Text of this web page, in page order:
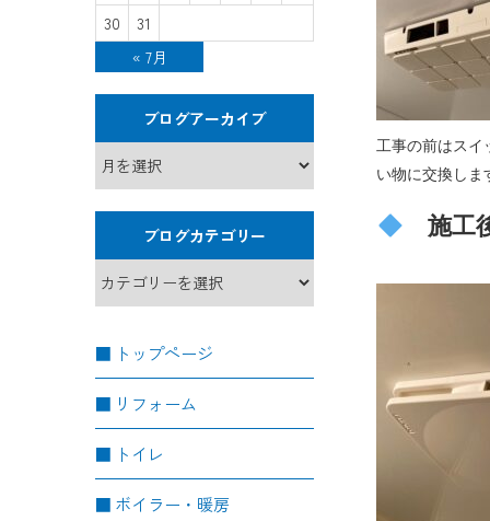
30
31
« 7月
ブログアーカイブ
ブログカテゴリー
トップページ
リフォーム
トイレ
ボイラー・暖房
工事の前はスイ
い物に交換しま
施工